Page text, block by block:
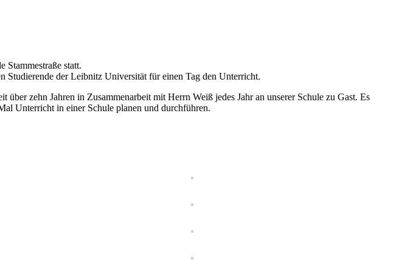
Stammestraße statt.
Studierende der Leibnitz Universität für einen Tag den Unterricht.
zehn Jahren in Zusammenarbeit mit Herrn Weiß jedes Jahr an unserer Schule zu Gast. Es
Unterricht in einer Schule planen und durchführen.